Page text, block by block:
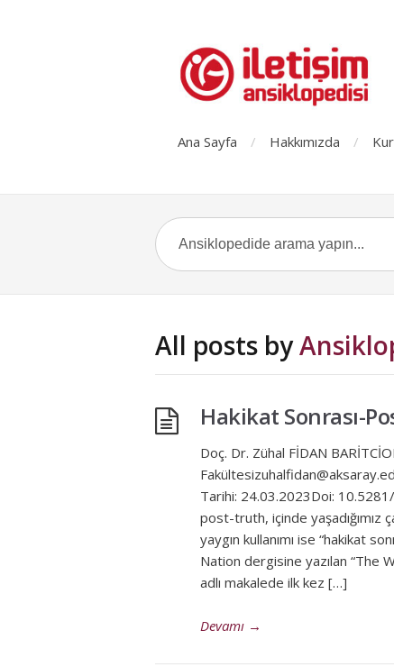
Ana Sayfa Hakkımızda
All posts by
Hakikat Sonrası-
Doç. Dr. Zühal FİDAN
Tarihi: 24.03.2023Doi:
post-truth, içinde yaşadığımız
yaygın kullanımı ise “hakikat
Nation dergisine yazılan “The
adlı makalede ilk kez […]
Devamı →